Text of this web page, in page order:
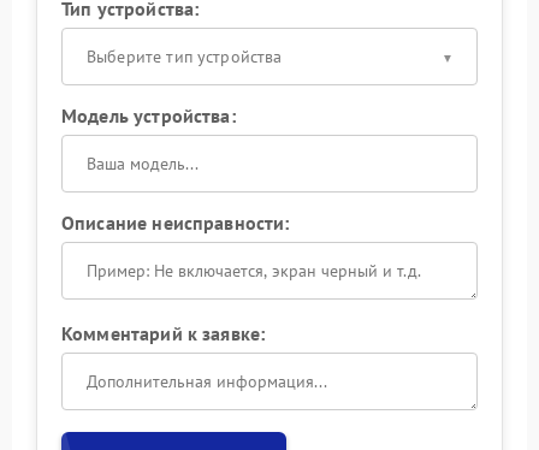
Тип устройства:
Выберите тип устройства
Модель устройства:
Описание неисправности:
Комментарий к заявке: